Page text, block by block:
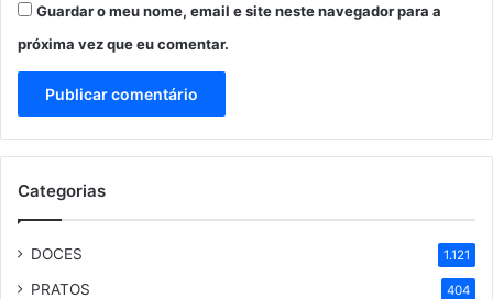
Guardar o meu nome, email e site neste navegador para a
próxima vez que eu comentar.
Categorias
DOCES 1.121
PRATOS 404